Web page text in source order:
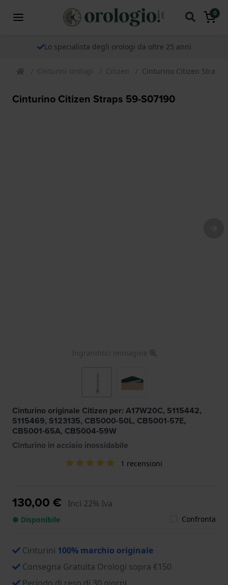
0
Lo specialista degli orologi da oltre 25 anni
Cinturini orologi Citizen Cinturino Citizen Straps
Cinturino Citizen Straps 59-S07190
Ingrandisci immagine
Cinturino originale Citizen per: A17W20C, S115442,
S115469, S123135, CB5000-50L, CB5001-57E,
CB5001-65A, CB5004-59W
Cinturino in acciaio inossidabile
1 recensioni
130,00 € Incl 22% Iva
● Disponibile Confronta
Cinturini 100% marchio originale
Consegna Gratuita Orologi sopra €150